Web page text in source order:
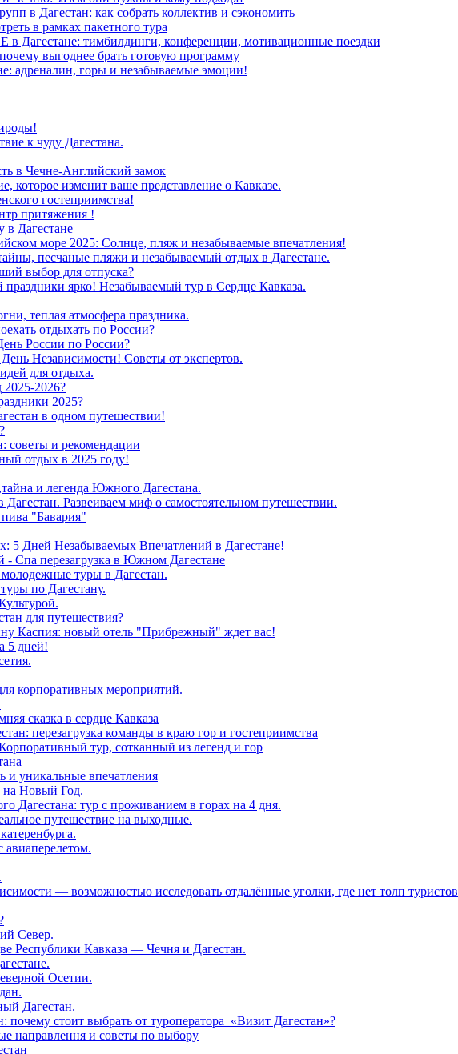
в Дагестан: как собрать коллектив и сэкономить
в рамках пакетного тура
в Дагестане: тимбилдинги, конференции, мотивационные поездки
выгоднее брать готовую программу
адреналин, горы и незабываемые эмоции!
к чуду Дагестана.
в Чечне-Английский замок
которое изменит ваше представление о Кавказе.
гостеприимства!
притяжения !
в Дагестане
море 2025: Солнце, пляж и незабываемые впечатления!
песчаные пляжи и незабываемый отдых в Дагестане.
выбор для отпуска?
ярко! Незабываемый тур в Сердце Кавказа.
теплая атмосфера праздника.
отдыхать по России?
России по России?
Независимости! Советы от экспертов.
для отдыха.
2026?
2025?
в одном путешествии!
советы и рекомендации
отдых в 2025 году!
и легенда Южного Дагестана.
Дагестан. Развеиваем миф о самостоятельном путешествии.
"Бавария"
5 Дней Незабываемых Впечатлений в Дагестане!
- Спа перезагрузка в Южном Дагестане
туры в Дагестан.
по Дагестану.
для путешествия?
Каспия: новый отель "Прибрежный" ждет вас!
5 дней!
корпоративных мероприятий.
сказка в сердце Кавказа
перезагрузка команды в краю гор и гостеприимства
тур, сотканный из легенд и гор
и уникальные впечатления
на Новый Год.
Дагестана: тур с проживанием в горах на 4 дня.
путешествие на выходные.
авиаперелетом.
— возможностью исследовать отдалённые уголки, где нет толп туристов
Север.
Республики Кавказа — Чечня и Дагестан.
Осетии.
Дагестан.
стоит выбрать от туроператора «Визит Дагестан»?
направлення и советы по выбору